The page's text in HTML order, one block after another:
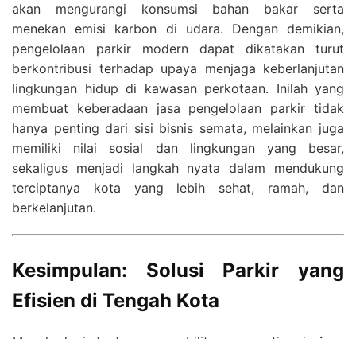
akan mengurangi konsumsi bahan bakar serta
menekan emisi karbon di udara. Dengan demikian,
pengelolaan parkir modern dapat dikatakan turut
berkontribusi terhadap upaya menjaga keberlanjutan
lingkungan hidup di kawasan perkotaan. Inilah yang
membuat keberadaan jasa pengelolaan parkir tidak
hanya penting dari sisi bisnis semata, melainkan juga
memiliki nilai sosial dan lingkungan yang besar,
sekaligus menjadi langkah nyata dalam mendukung
terciptanya kota yang lebih sehat, ramah, dan
berkelanjutan.
Kesimpulan: Solusi Parkir yang
Efisien di Tengah Kota